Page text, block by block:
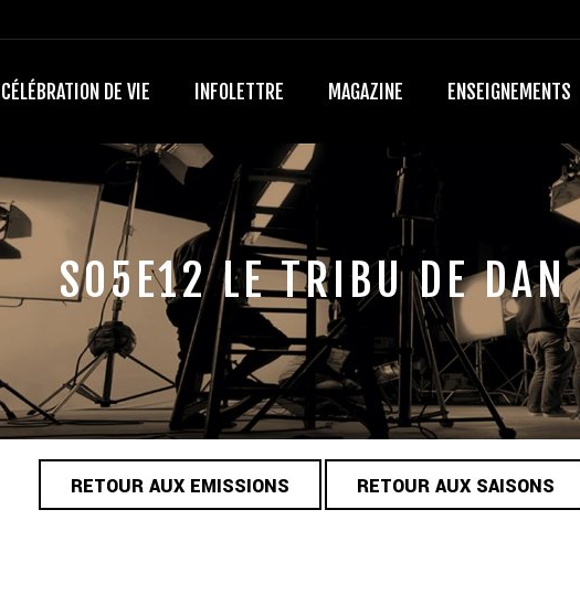
CÉLÉBRATION DE VIE INFOLETTRE MAGAZINE ENSEIGNEMENTS
S05E12 LE TRIBU DE DAN
RETOUR AUX EMISSIONS RETOUR AUX SAISONS